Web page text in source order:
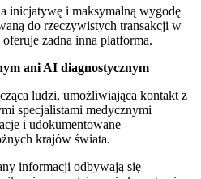
inicjatywę i maksymalną wygodę
do rzeczywistych transakcji w
żadna inna platforma.
ani AI diagnostycznym
ludzi, umożliwiająca kontakt z
specjalistami medycznymi
i udokumentowane
krajów świata.
informacji odbywają się